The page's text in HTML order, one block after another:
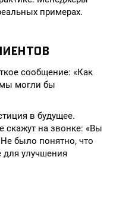
примерах.
сообщение: «Как
могли бы
в будущее.
скажут на звонке: «Вы
было понятно, что
улучшения